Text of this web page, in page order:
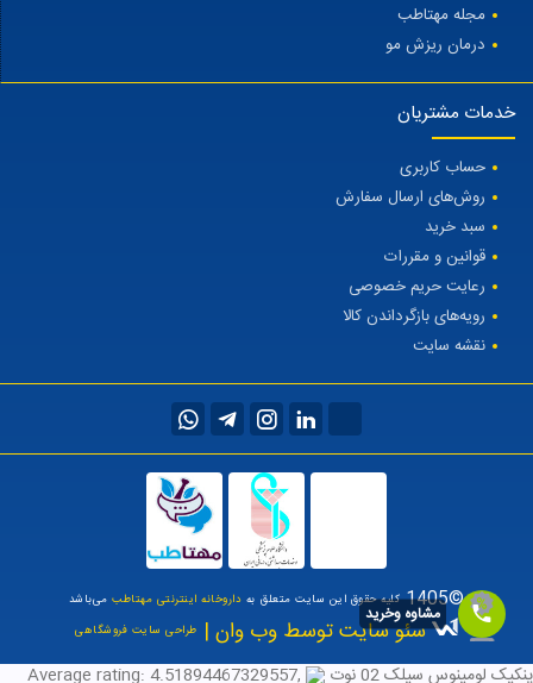
مجله مهتاطب
درمان ریزش مو
خدمات مشتریان
حساب کاربری
روش‌های ارسال سفارش
سبد خرید
قوانین و مقررات
رعایت حریم خصوصی
رویه‌های بازگرداندن کالا
نقشه سایت
©1405 کلیه حقوق این سایت متعلق به داروخانه اینترنتی مهتاطبمی‌باشد
سئو سایت توسط وب وان | طراحی سایت فروشگاهی
پنکیک لومینوس سیلک 02 نوت Average rating: 4.51894467329557,
مشاوه وخرید